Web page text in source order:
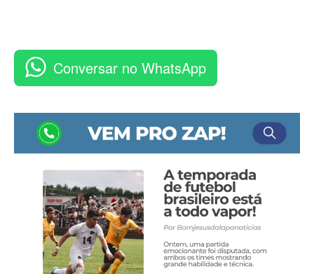
Conversar no WhatsApp